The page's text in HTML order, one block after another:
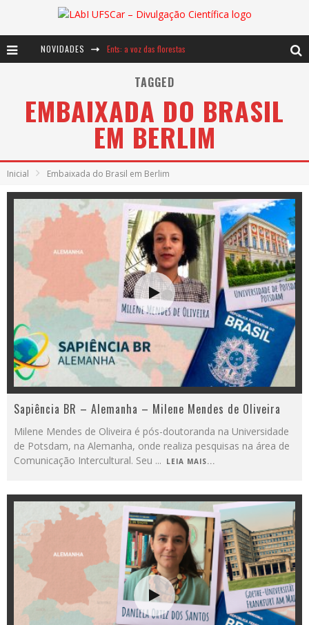
NOVIDADES Ents: a voz das florestas
Notáveis: Bertha Lutz
Baú de Histórias - A jamais imaginada aventura com os moinhos de vento
TAGGED
EMBAIXADA DO BRASIL
EM BERLIM
Inicial Embaixada do Brasil em Berlim
Sapiência BR – Alemanha – Milene Mendes de Oliveira
Milene Mendes de Oliveira é pós-doutoranda na Universidade
de Potsdam, na Alemanha, onde realiza pesquisas na área de
Comunicação Intercultural. Seu ... LEIA MAIS...